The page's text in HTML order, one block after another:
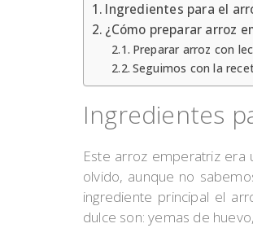
Ingredientes para el
¿Cómo preparar arroz
Preparar arroz con
Seguimos con la
Ingredientes
Este arroz emperatriz era
olvido, aunque no
ingrediente principal el
dulce son: yemas de